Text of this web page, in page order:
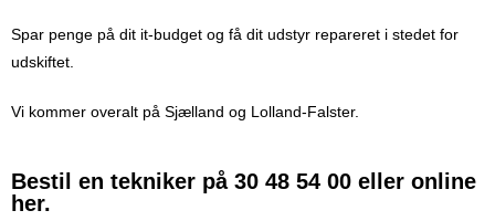
Spar penge på dit it-budget og få dit udstyr repareret i stedet for
udskiftet.
Vi kommer overalt på Sjælland og Lolland-Falster.
Bestil en tekniker på 30 48 54 00 eller online
her.